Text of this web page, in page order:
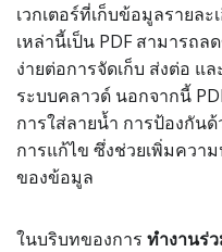
เวกเตอร์ที่เก็บข้อมูลรายล
เหล่านี้เป็น PDF สามารถ
ง่ายต่อการจัดเก็บ ส่งต่อ แ
ระบบคลาวด์ นอกจากนี้
การใส่ลายน้ำ การป้องกัน
การแก้ไข ซึ่งช่วยเพิ่มควา
ของข้อมูล
ในบริบทของการ ทำงานร่